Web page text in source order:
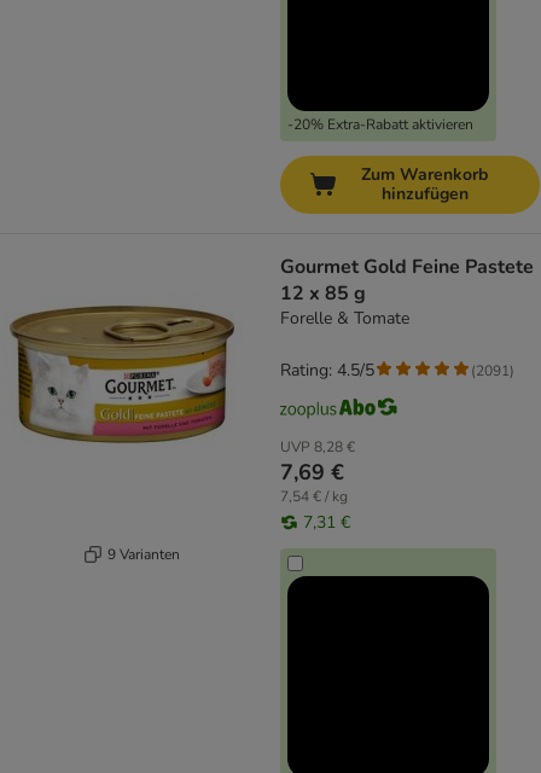
-20% Extra-Rabatt aktivieren
Zum Warenkorb
hinzufügen
9 Varianten
Gourmet Gold Feine Pastete
12 x 85 g
Forelle & Tomate
UVP 8,28 €
7,69 €
7,54 € / kg
7,31 €
Rating: 4.5/5 (2091)